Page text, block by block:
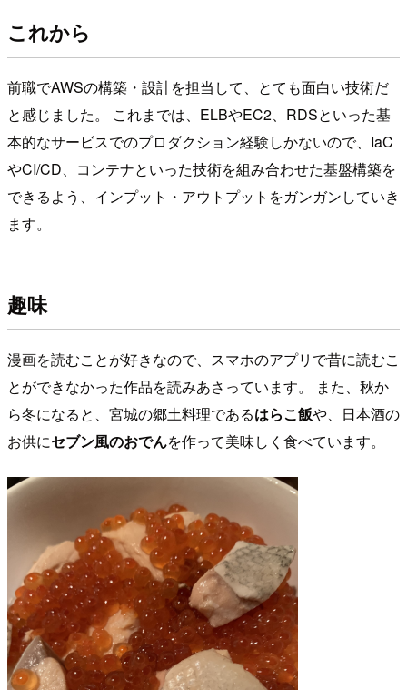
これから
前職でAWSの構築・設計を担当して、とても面白い技術だ
と感じました。 これまでは、ELBやEC2、RDSといった基
本的なサービスでのプロダクション経験しかないので、IaC
やCI/CD、コンテナといった技術を組み合わせた基盤構築を
できるよう、インプット・アウトプットをガンガンしていき
ます。
趣味
漫画を読むことが好きなので、スマホのアプリで昔に読むこ
とができなかった作品を読みあさっています。 また、秋か
ら冬になると、宮城の郷土料理であるはらこ飯や、日本酒の
お供にセブン風のおでんを作って美味しく食べています。